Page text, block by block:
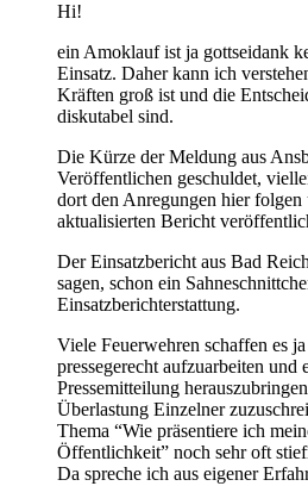
Hi!
ein Amoklauf ist ja gottseidank
Einsatz. Daher kann ich
Kräften groß ist und die
diskutabel sind.
Die Kürze der Meldung aus
Veröffentlichen geschuldet,
dort den Anregungen hier folgen
aktualisierten Bericht
Der Einsatzbericht aus Bad
sagen, schon ein
Einsatzberichterstattung.
Viele Feuerwehren schaffen es
pressegerecht aufzuarbeiten und
Pressemitteilung
Überlastung Einzelner
Thema “Wie präsentiere ich
Öffentlichkeit” noch sehr oft
Da spreche ich aus eigener